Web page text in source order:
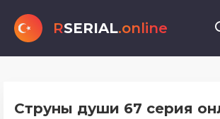
RSERIAL.online
Струны души 67 серия